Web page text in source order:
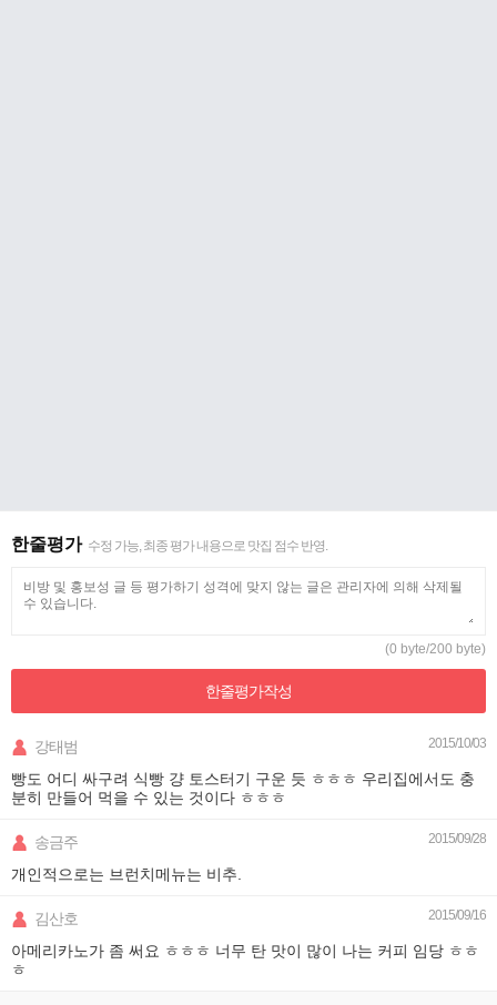
한줄평가 수정 가능, 최종 평가 내용으로 맛집 점수 반영.
(0 byte/200 byte)
한줄평가작성
강태범 2015/10/03
빵도 어디 싸구려 식빵 걍 토스터기 구운 듯 ㅎㅎㅎ 우리집에서도 충
분히 만들어 먹을 수 있는 것이다 ㅎㅎㅎ
송금주 2015/09/28
개인적으로는 브런치메뉴는 비추.
김산호 2015/09/16
아메리카노가 좀 써요 ㅎㅎㅎ 너무 탄 맛이 많이 나는 커피 임당 ㅎㅎ
ㅎ